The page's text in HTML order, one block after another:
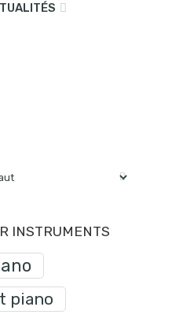
INSTRUMENTS
piano